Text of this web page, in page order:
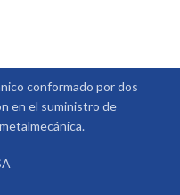
conformado por dos
en el suministro de